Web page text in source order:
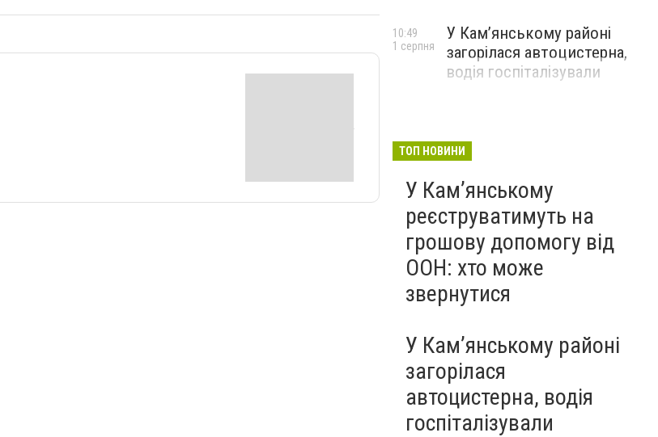
У Кам’янському районі
загорілася автоцистерна,
водія госпіталізували
10:49
1 серпня
ТОП НОВИНИ
У Кам’янському
реєструватимуть на
грошову допомогу від
ООН: хто може
звернутися
У Кам’янському районі
загорілася
автоцистерна, водія
госпіталізували